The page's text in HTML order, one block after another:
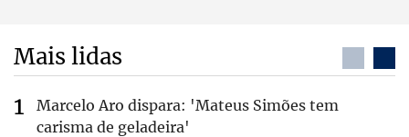
Mais lidas
Marcelo Aro dispara: 'Mateus Simões tem
carisma de geladeira'